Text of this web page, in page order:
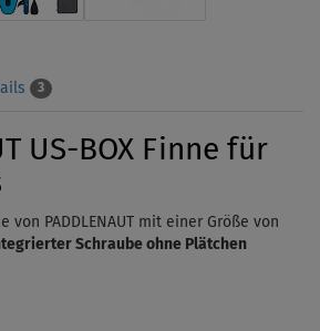
3
US-BOX Finne für
PADDLENAUT
mit einer Größe von
Schraube ohne Plätchen